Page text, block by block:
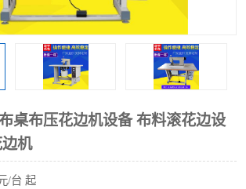
桌布压花边机设备 布料滚花边设
机
/台 起